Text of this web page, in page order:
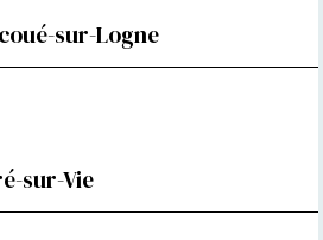
sur-Logne
sur-Vie